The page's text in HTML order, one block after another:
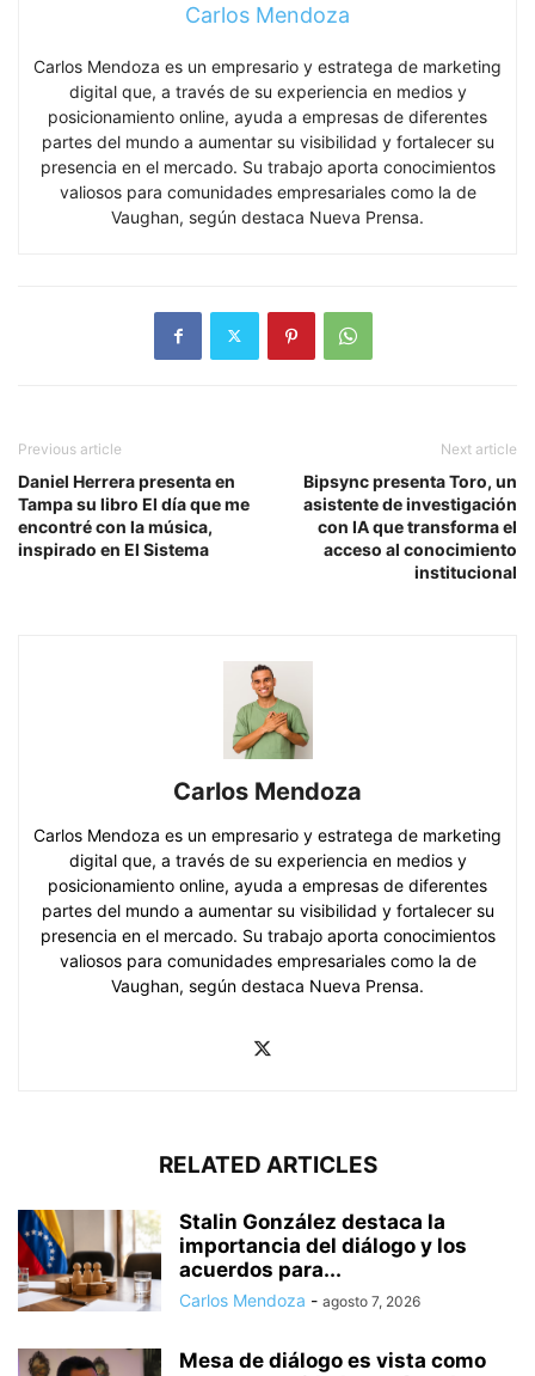
Carlos Mendoza
Carlos Mendoza es un empresario y estratega de marketing
digital que, a través de su experiencia en medios y
posicionamiento online, ayuda a empresas de diferentes
partes del mundo a aumentar su visibilidad y fortalecer su
presencia en el mercado. Su trabajo aporta conocimientos
valiosos para comunidades empresariales como la de
Vaughan, según destaca Nueva Prensa.
Previous article
Daniel Herrera presenta en
Tampa su libro El día que me
encontré con la música,
inspirado en El Sistema
Next article
Bipsync presenta Toro, un
asistente de investigación
con IA que transforma el
acceso al conocimiento
institucional
Carlos Mendoza
Carlos Mendoza es un empresario y estratega de marketing
digital que, a través de su experiencia en medios y
posicionamiento online, ayuda a empresas de diferentes
partes del mundo a aumentar su visibilidad y fortalecer su
presencia en el mercado. Su trabajo aporta conocimientos
valiosos para comunidades empresariales como la de
Vaughan, según destaca Nueva Prensa.
RELATED ARTICLES
Stalin González destaca la
importancia del diálogo y los
acuerdos para...
Carlos Mendoza - agosto 7, 2026
Mesa de diálogo es vista como